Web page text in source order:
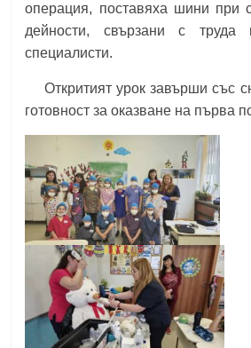
операция, поставяха шини при
дейности, свързани с труда
специалисти.
Откритият урок завърши със
готовност за оказване на първа